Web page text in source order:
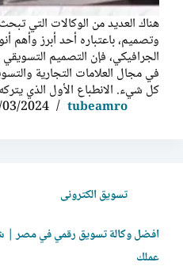
هناك العديد من الوكالات التي
وتصميم، باعتباره أحد أبرز وأهم
الجرافيكي، فإن التصميم
في مجال العلامات التجارية
كل شيء. الانطباع الأول الذي
tubeamro
2024
تسويق الكترونى
افضل وكالة تسويق رقمي في مصر |
عملك